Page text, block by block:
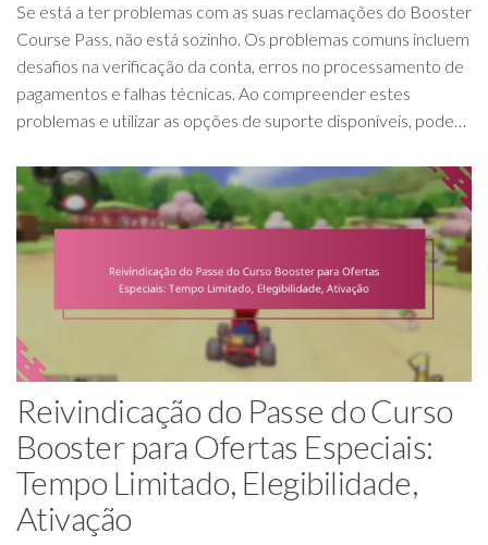
Se está a ter problemas com as suas reclamações do Booster
Course Pass, não está sozinho. Os problemas comuns incluem
desafios na verificação da conta, erros no processamento de
pagamentos e falhas técnicas. Ao compreender estes
problemas e utilizar as opções de suporte disponíveis, pode…
Reivindicação do Passe do Curso
Booster para Ofertas Especiais:
Tempo Limitado, Elegibilidade,
Ativação